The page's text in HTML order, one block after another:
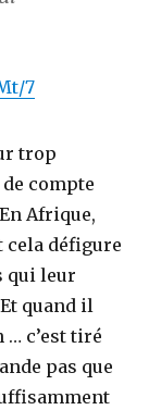
7
trop
compte
Afrique,
cela défigure
qui leur
quand il
… c’est tiré
pas que